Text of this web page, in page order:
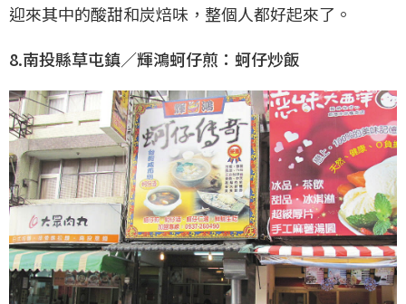
迎來其中的酸甜和炭焙味，整個人都好起來了。
8.南投縣草屯鎮／輝鴻蚵仔煎：蚵仔炒飯